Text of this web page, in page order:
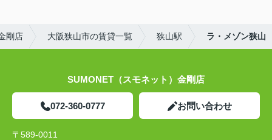
剛店 大阪狭山市の賃貸一覧 狭山駅 ラ・メゾン狭山
SUMONET（スモネット）金剛店
072-360-0777 お問い合わせ
〒589-0011